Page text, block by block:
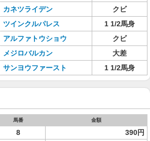
カネツライデン
クビ
ツインクルパレス
1 1/2馬身
アルファトウショウ
クビ
メジロバルカン
大差
サンヨウファースト 1 1/2馬身
馬番 金額
8 390円